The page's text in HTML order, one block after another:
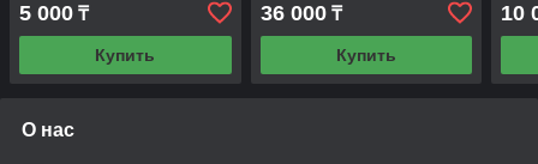
5 000 ₸
Купить
36 000₸
Купить
10
О нас